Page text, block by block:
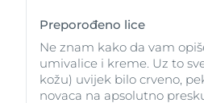
Preporođeno lice
Ne znam kako da vam
umivalice i kreme. Uz to
kožu) uvijek bilo crveno,
novaca na apsolutno